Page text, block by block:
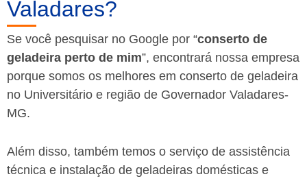
Valadares?
Se você pesquisar no Google por “conserto de
geladeira perto de mim”, encontrará nossa empresa
porque somos os melhores em conserto de geladeira
no Universitário e região de Governador Valadares-
MG.
Além disso, também temos o serviço de assistência
técnica e instalação de geladeiras domésticas e